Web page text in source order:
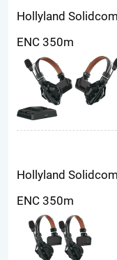
Hollyland
ENC 350m
Hollyland
ENC 350m